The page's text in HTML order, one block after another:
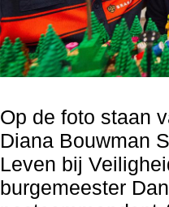
Op de foto staan
Diana Bouwman
Leven bij
burgemeester